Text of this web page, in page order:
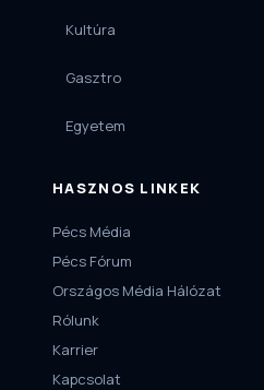
Kultúra
Gasztro
Egyetem
HASZNOS LINKEK
Pécs Média
Pécs Fórum
Országos Média Hálózat
Rólunk
Karrier
Kapcsolat